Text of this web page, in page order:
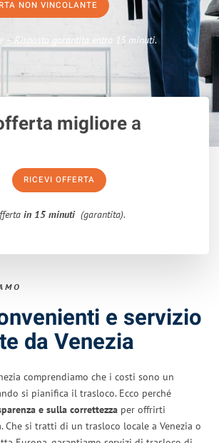
NON VINCOLANTE
– Risposta garantita entro 15 minuti.
migliorea
RICEVI OFFERTA
in 15 minuti (garantita).
e servizio
da Venezia
comprendiamo che i costi sono un
si pianifica il trasloco. Ecco perché
e sulla correttezza per offrirti
Che si tratti di un trasloco locale a Venezia o